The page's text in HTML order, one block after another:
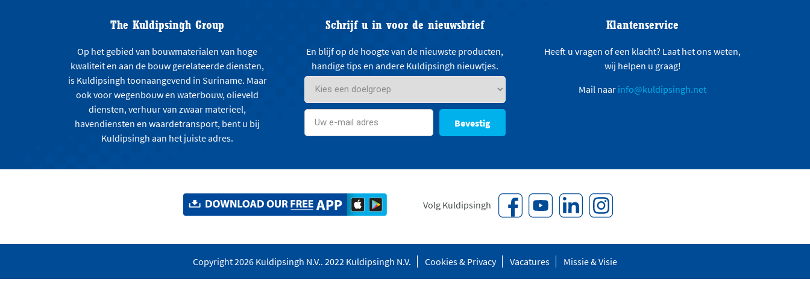
The Kuldipsingh Group
Op het gebied van bouwmaterialen van hoge
kwaliteit en aan de bouw gerelateerde diensten,
is Kuldipsingh toonaangevend in Suriname. Maar
ook voor wegenbouw en waterbouw, olieveld
diensten, verhuur van zwaar materieel,
havendiensten en waardetransport, bent u bij
Kuldipsingh aan het juiste adres.
Schrijf u in voor de nieuwsbrief
En blijf op de hoogte van de nieuwste producten,
handige tips en andere Kuldipsingh nieuwtjes.
Bevestig
Klantenservice
Heeft u vragen of een klacht? Laat het ons weten,
wij helpen u graag!
Mail naar info@kuldipsingh.net
Volg Kuldipsingh
Copyright 2026 Kuldipsingh N.V.. 2022 Kuldipsingh N.V. Cookies & Privacy Vacatures Missie & Visie